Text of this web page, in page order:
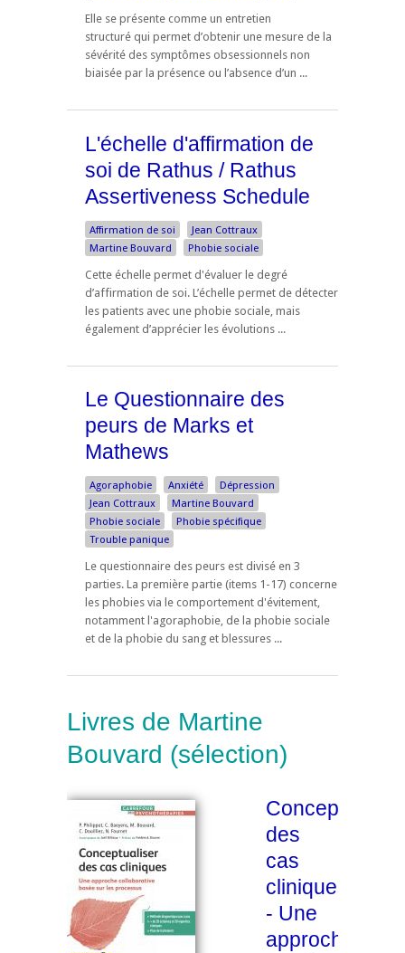
Elle se présente comme un entretien
structuré qui permet d’obtenir une mesure de la
sévérité des symptômes obsessionnels non
biaisée par la présence ou l’absence d’un ...
L'échelle d'affirmation de
soi de Rathus / Rathus
Assertiveness Schedule
Affirmation de soi
Jean Cottraux
Martine Bouvard
Phobie sociale
Cette échelle permet d'évaluer le degré
d’affirmation de soi. L’échelle permet de détecter
les patients avec une phobie sociale, mais
également d’apprécier les évolutions ...
Le Questionnaire des
peurs de Marks et
Mathews
Agoraphobie Anxiété
Dépression
Jean Cottraux
Martine Bouvard
Phobie sociale
Phobie spécifique
Trouble panique
Le questionnaire des peurs est divisé en 3
parties. La première partie (items 1-17) concerne
les phobies via le comportement d'évitement,
notamment l'agoraphobie, de la phobie sociale
et de la phobie du sang et blessures ...
Livres de Martine
Bouvard (sélection)
des
cas
cliniques
- Une
approche